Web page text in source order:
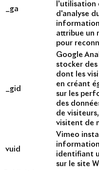
_ga
l'utilisation
d'analyse
attribue un
pour
_gid
Google
stocker
dont les
en créant
sur les
des
de
visitent de
vuid
Vimeo
identifiant
sur le site